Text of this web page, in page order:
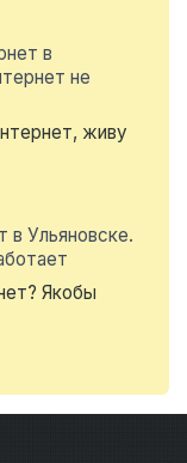
в
не
живу
в Ульяновске.
Якобы